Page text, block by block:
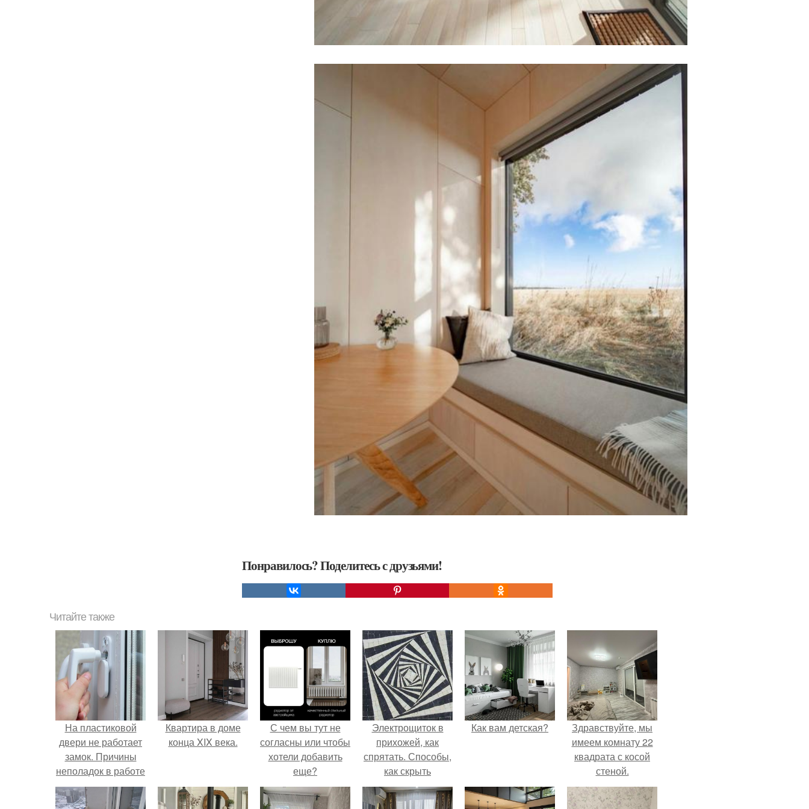
Понравилось? Поделитесь с друзьями!
Читайте также
На пластиковой
двери не работает
замок. Причины
неполадок в работе
пластиковых
дверей
Квартира в доме
конца XIX века.
С чем вы тут не
согласны или чтобы
хотели добавить
еще?
Электрощиток в
прихожей, как
спрятать. Способы,
как скрыть
электрощит в
прихожей
Как вам детская?
Здравствуйте, мы
имеем комнату 22
квадрата с косой
стеной.